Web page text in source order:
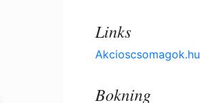
Links
Akcioscsomagok.hu
Bokning